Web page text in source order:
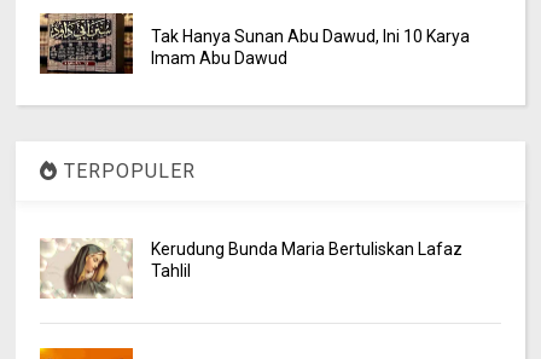
Tak Hanya Sunan Abu Dawud, Ini 10 Karya
Imam Abu Dawud
TERPOPULER
Kerudung Bunda Maria Bertuliskan Lafaz
Tahlil